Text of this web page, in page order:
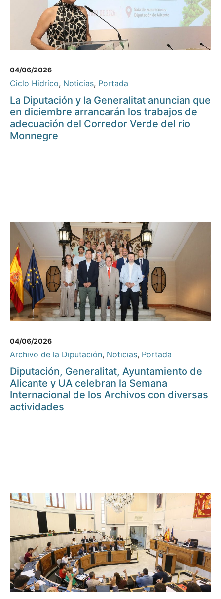
04/06/2026
Ciclo Hidríco, Noticias, Portada
La Diputación y la Generalitat anuncian que
en diciembre arrancarán los trabajos de
adecuación del Corredor Verde del rio
Monnegre
04/06/2026
Archivo de la Diputación, Noticias, Portada
Diputación, Generalitat, Ayuntamiento de
Alicante y UA celebran la Semana
Internacional de los Archivos con diversas
actividades